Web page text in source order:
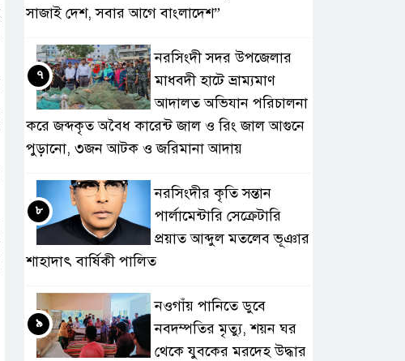
সাজাই দেশ, সবার আগে বাংলাদেশ”
নরসিংদী সদর উপজেলার
মাধবদী হাটে ভ্রাম্যমাণ
আদালত অভিযান পরিচালনা
করে জব্দকৃত অবৈধ কারেন্ট জাল ও রিং জাল আগুনে
পুড়ানো, ৩জন আটক ও জরিমানা আদায়
৭
নরসিংদীর কৃতি সন্তান
পার্লামেন্টারি সেক্রেটারি
প্রয়াত আব্দুল মতলেব ভূঞার
শাহাদাৎ বার্ষিকী পালিত
৮
নওগাঁয় পানিতে ডুবে
নবদম্পতির মৃত্যু, শয়ন ঘর
থেকে যুবকের মরদেহ উদ্ধার
৯